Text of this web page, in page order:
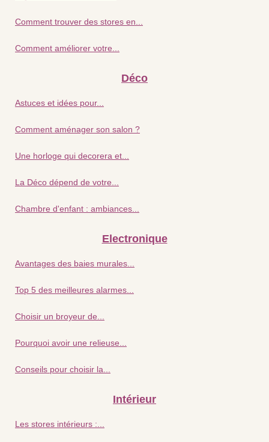
Comment trouver des stores en...
Comment améliorer votre...
Déco
Astuces et idées pour...
Comment aménager son salon ?
Une horloge qui decorera et...
La Déco dépend de votre...
Chambre d'enfant : ambiances...
Electronique
Avantages des baies murales...
Top 5 des meilleures alarmes...
Choisir un broyeur de...
Pourquoi avoir une relieuse...
Conseils pour choisir la...
Intérieur
Les stores intérieurs :...